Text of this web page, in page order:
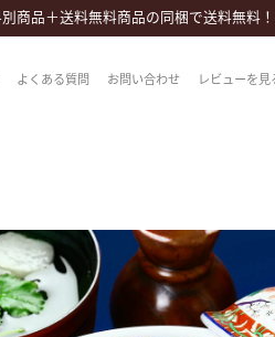
商品＋送料無料商品の同梱で送料無料！
よくある質問 お問い合わせ レビューを見